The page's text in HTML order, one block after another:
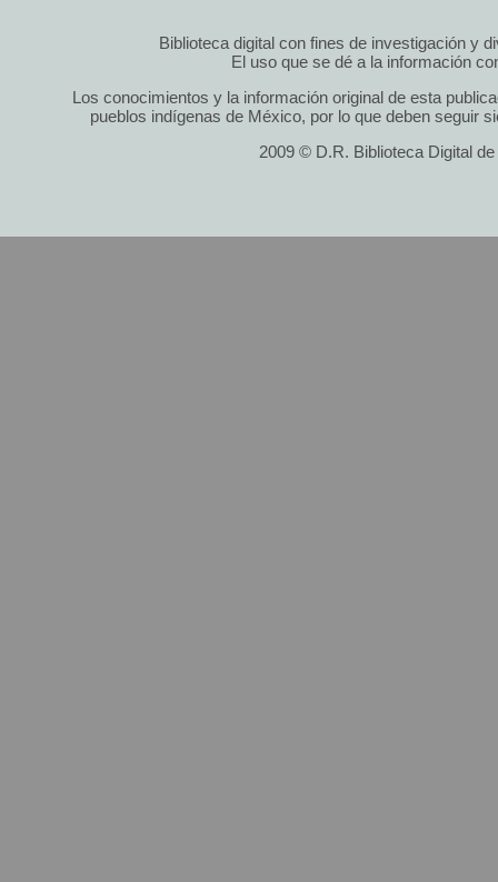
Biblioteca digital con fines de investigación y
El uso que se dé a la información
Los conocimientos y la información original de esta
pueblos indígenas de México, por lo que deben seguir
2009 © D.R. Biblioteca Digital